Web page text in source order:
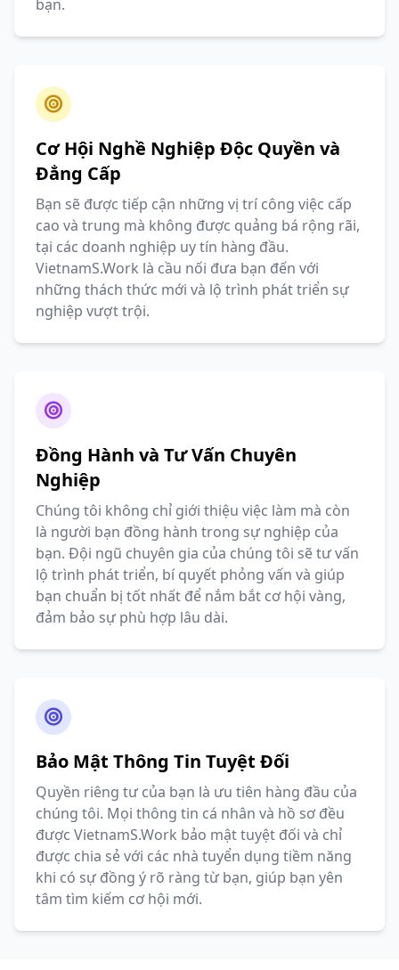
bạn.
Cơ Hội Nghề Nghiệp Độc Quyền và
Đẳng Cấp
Bạn sẽ được tiếp cận những vị trí công việc cấp
cao và trung mà không được quảng bá rộng rãi,
tại các doanh nghiệp uy tín hàng đầu.
VietnamS.Work là cầu nối đưa bạn đến với
những thách thức mới và lộ trình phát triển sự
nghiệp vượt trội.
Đồng Hành và Tư Vấn Chuyên
Nghiệp
Chúng tôi không chỉ giới thiệu việc làm mà còn
là người bạn đồng hành trong sự nghiệp của
bạn. Đội ngũ chuyên gia của chúng tôi sẽ tư vấn
lộ trình phát triển, bí quyết phỏng vấn và giúp
bạn chuẩn bị tốt nhất để nắm bắt cơ hội vàng,
đảm bảo sự phù hợp lâu dài.
Bảo Mật Thông Tin Tuyệt Đối
Quyền riêng tư của bạn là ưu tiên hàng đầu của
chúng tôi. Mọi thông tin cá nhân và hồ sơ đều
được VietnamS.Work bảo mật tuyệt đối và chỉ
được chia sẻ với các nhà tuyển dụng tiềm năng
khi có sự đồng ý rõ ràng từ bạn, giúp bạn yên
tâm tìm kiếm cơ hội mới.